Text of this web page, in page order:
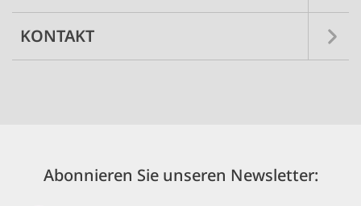
KONTAKT
Abonnieren Sie unseren Newsletter: